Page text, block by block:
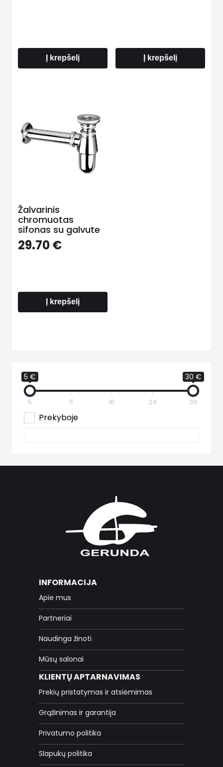
5 € 30 €
5 11 18 24 30
Prekyboje
Į krepšelį Į krepšelį
Žalvarinis
chromuotas
sifonas su galvute
29.70€
Į krepšelį
INFORMACIJA
Apie mus
Partneriai
Naudinga žinoti
Mūsų salonai
KLIENTŲ APTARNAVIMAS
Prekių pristatymas ir atsiėmimas
Grąžinimas ir garantija
Privatumo politika
Slapukų politika